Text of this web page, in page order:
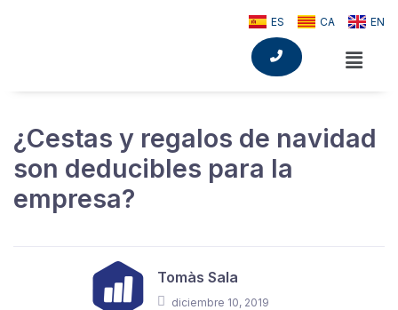
ES CA EN
¿Cestas y regalos de navidad
son deducibles para la
empresa?
Tomàs Sala
diciembre 10, 2019